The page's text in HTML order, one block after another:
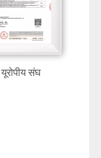
यूरोपीय संघ